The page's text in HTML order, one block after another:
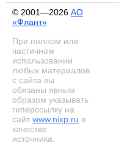
© 2001—2026 АО
«Флант»
При полном или
частичном
использовании
любых материалов
с сайта вы
обязаны явным
образом указывать
гиперссылку на
сайт www.nixp.ru в
качестве
источника.